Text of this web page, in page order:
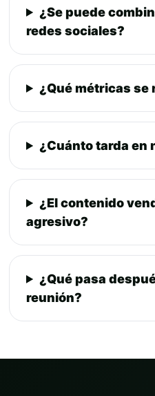
¿Se puede
redes sociales?
¿Qué métricas se
¿Cuánto tarda en
¿El contenido
agresivo?
¿Qué pasa
reunión?